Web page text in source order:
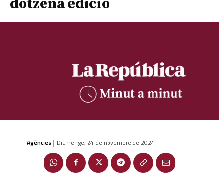
dotzena edició
Agències | Diumenge, 24 de novembre de 2024